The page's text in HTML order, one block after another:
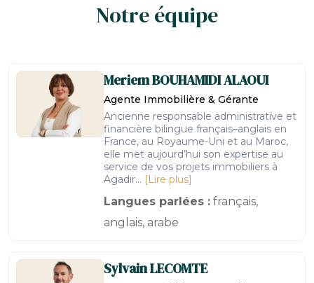
Notre équipe
MeriemBOUHAMIDI ALAOUI
Agente Immobilière & Gérante
Ancienne responsable administrative et
financière bilingue français–anglais en
France, au Royaume-Uni et au Maroc,
elle met aujourd’hui son expertise au
service de vos projets immobiliers à
Agadir... [Lire plus]
Langues parlées : français,
anglais, arabe
SylvainLECOMTE